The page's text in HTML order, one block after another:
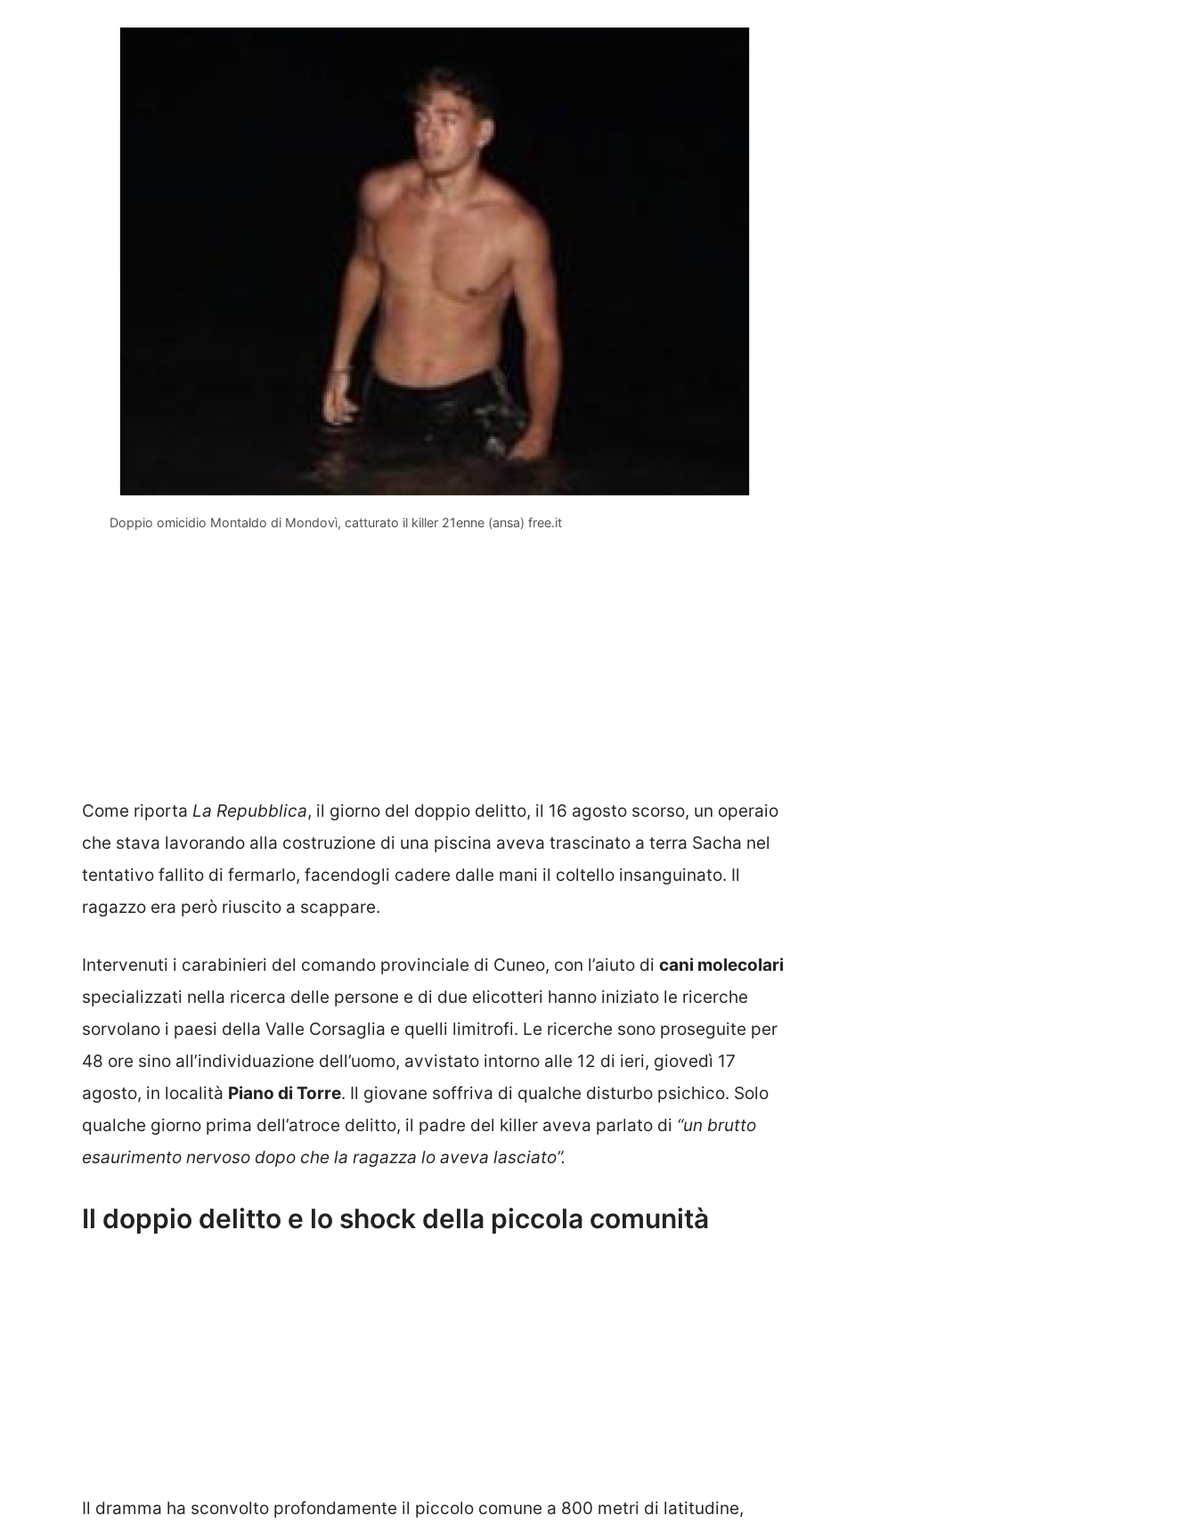
Doppio omicidio Montaldo di Mondovì, catturato il killer 21enne (ansa) free.it
Come riporta La Repubblica, il giorno del doppio delitto, il 16 agosto scorso, un operaio
che stava lavorando alla costruzione di una piscina aveva trascinato a terra Sacha nel
tentativo fallito di fermarlo, facendogli cadere dalle mani il coltello insanguinato. Il
ragazzo era però riuscito a scappare.
Intervenuti i carabinieri del comando provinciale di Cuneo, con l’aiuto di cani molecolari
specializzati nella ricerca delle persone e di due elicotteri hanno iniziato le ricerche
sorvolano i paesi della Valle Corsaglia e quelli limitrofi. Le ricerche sono proseguite per
48 ore sino all’individuazione dell’uomo, avvistato intorno alle 12 di ieri, giovedì 17
agosto, in località Piano di Torre. Il giovane soffriva di qualche disturbo psichico. Solo
qualche giorno prima dell’atroce delitto, il padre del killer aveva parlato di “un brutto
esaurimento nervoso dopo che la ragazza lo aveva lasciato”.
Il doppio delitto e lo shock della piccola comunità
Il dramma ha sconvolto profondamente il piccolo comune a 800 metri di latitudine,